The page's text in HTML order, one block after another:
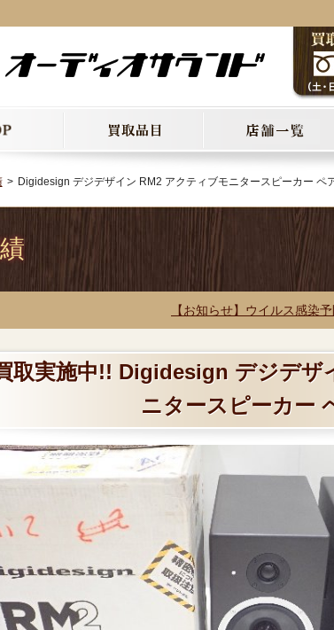
Digidesign デジデザイン RM2 アクティブモニタースピーカー ペ
【お知らせ】ウイルス感染
取実施中!! Digidesign デジデザ
ニタースピーカー